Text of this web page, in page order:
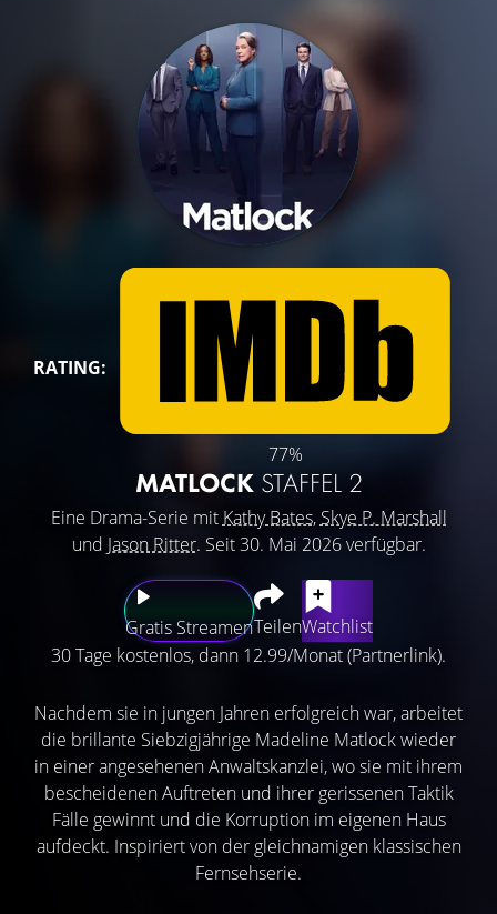
RATING:
77%
MATLOCK STAFFEL 2
Eine Drama-Serie mit Kathy Bates, Skye P. Marshall
und Jason Ritter. Seit 30. Mai 2026 verfügbar.
Gratis StreamenTeilenWatchlist
30 Tage kostenlos, dann 12.99/Monat (Partnerlink).
Nachdem sie in jungen Jahren erfolgreich war, arbeitet
die brillante Siebzigjährige Madeline Matlock wieder
in einer angesehenen Anwaltskanzlei, wo sie mit ihrem
bescheidenen Auftreten und ihrer gerissenen Taktik
Fälle gewinnt und die Korruption im eigenen Haus
aufdeckt. Inspiriert von der gleichnamigen klassischen
Fernsehserie.